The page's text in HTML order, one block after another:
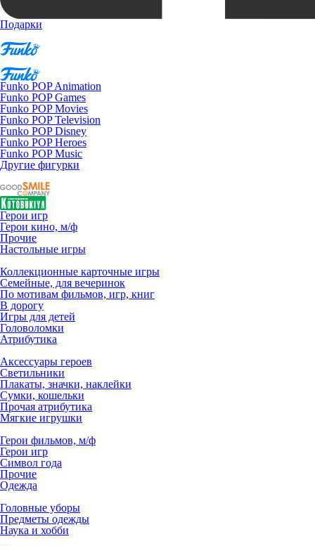
Подарки
Funko POP Animation
Funko POP Games
Funko POP Movies
Funko POP Television
Funko POP Disney
Funko POP Heroes
Funko POP Music
Другие фигурки
Герои игр
Герои кино, м/ф
Прочие
Настольные игры
Коллекционные карточные игры
Семейные, для вечеринок
По мотивам фильмов, игр, книг
В дорогу
Игры для детей
Головоломки
Атрибутика
Аксессуары героев
Светильники
Плакаты, значки, наклейки
Сумки, кошельки
Прочая атрибутика
Мягкие игрушки
Герои фильмов, м/ф
Герои игр
Символ года
Прочие
Одежда
Головные уборы
Предметы одежды
Наука и хобби